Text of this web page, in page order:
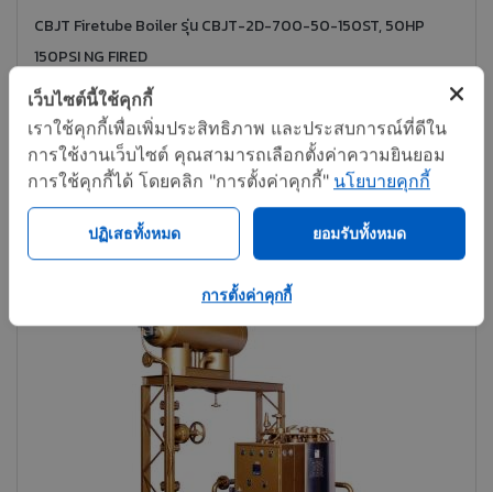
CBJT Firetube Boiler รุ่น CBJT-2D-700-50-150ST, 50HP
150PSI NG FIRED
ติดต่อทันที แชร์
เว็บไซต์นี้ใช้คุกกี้
เราใช้คุกกี้เพื่อเพิ่มประสิทธิภาพ และประสบการณ์ที่ดีใน
การใช้งานเว็บไซต์ คุณสามารถเลือกตั้งค่าความยินยอม
การใช้คุกกี้ได้ โดยคลิก "การตั้งค่าคุกกี้" นโยบายคุกกี้
ปฏิเสธทั้งหมด ยอมรับทั้งหมด
การตั้งค่าคุกกี้